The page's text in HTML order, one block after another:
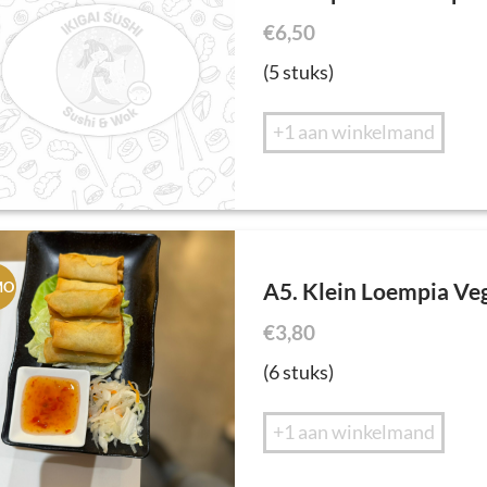
€6,50
(5 stuks)
+1 aan winkelmand
A5. Klein Loempia
€3,80
(6 stuks)
+1 aan winkelmand